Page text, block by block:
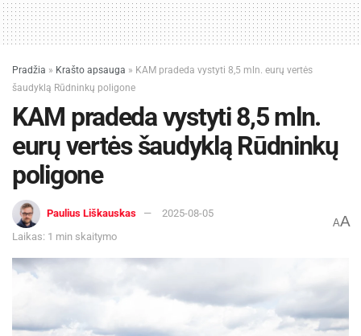
Pradžia » Krašto apsauga » KAM pradeda vystyti 8,5 mln. eurų vertės
šaudyklą Rūdninkų poligone
KAM pradeda vystyti 8,5 mln.
eurų vertės šaudyklą Rūdninkų
poligone
Paulius Liškauskas
2025-08-05
Laikas: 1 min skaitymo
AA